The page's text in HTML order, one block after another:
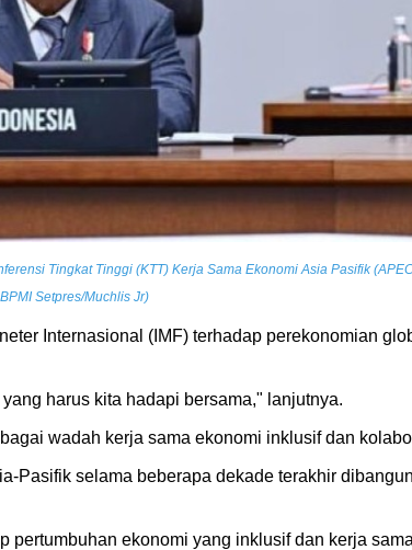
Tingkat Tinggi (KTT) Kerja Sama Ekonomi Asia Pasifik
Setpres/Muchlis Jr)
Internasional (IMF) terhadap perekonomian
harus kita hadapi bersama," lanjutnya.
wadah kerja sama ekonomi inklusif dan
Pasifik selama beberapa dekade terakhir
pertumbuhan ekonomi yang inklusif dan kerja